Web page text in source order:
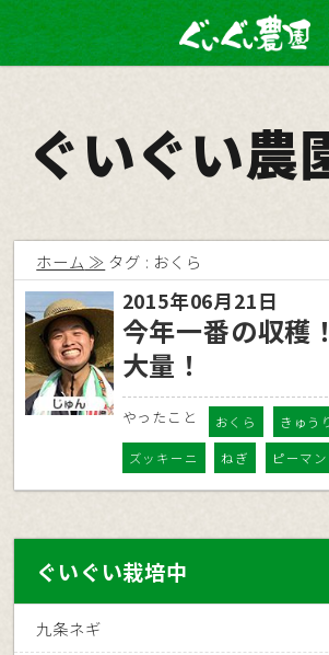
ぐいぐい農
ホーム タグ : おくら
2015年06月21日
今年一番の収穫
大量！
やったこと おくら きゅう
ズッキーニ ねぎ ピーマン
ぐいぐい栽培中
九条ネギ